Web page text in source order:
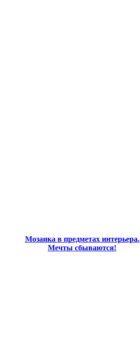
Мозаика в предметах интерьера.
Мечты сбываются!